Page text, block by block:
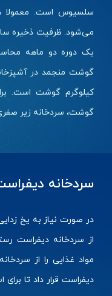
می‌شود. ظرفیت ذخیره
یک دوره دو ماهه
گوشت، سردخانه زیر صفری با سطح ۴ متر
سردخانه
در صورت نیاز به یخ
از سردخانه دیفراست
مواد غذایی را از
دیفراست قرار داد تا